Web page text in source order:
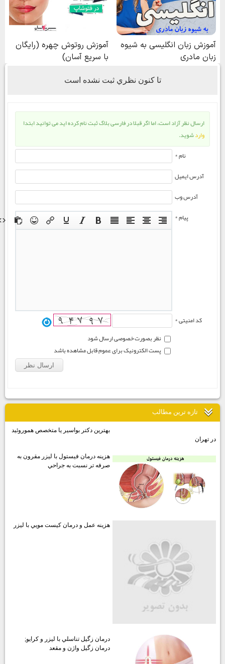
تا كنون نظري ثبت نشده است
ارسال نظر آزاد است، اما اگر قبلا در فارسی بلاگ ثبت نام کرده اید می توانید ابتدا
واردشوید.
نام *
آدرس ایمیل
آدرس وب
پیام *
کد امنیتی *
نظر بصورت خصوصی ارسال شود
پست الکترونیک برای عموم قابل مشاهده باشد
تازه ترين مطالب
بهترين دكتر بواسير يا متخصص هموروئيد